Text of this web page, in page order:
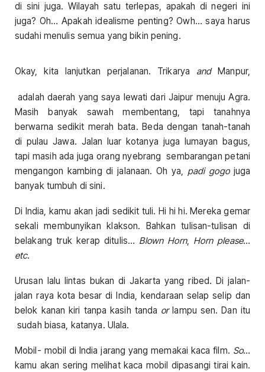
di sini juga. Wilayah satu terlepas, apakah di negeri ini
juga? Oh… Apakah idealisme penting? Owh… saya harus
sudahi menulis semua yang bikin pening.
Okay, kita lanjutkan perjalanan. Trikarya andManpur,
adalah daerah yang saya lewati dari Jaipur menuju Agra.
Masih banyak sawah membentang, tapi tanahnya
berwarna sedikit merah bata. Beda dengan tanah-tanah
di pulau Jawa. Jalan luar kotanya juga lumayan bagus,
tapi masih ada juga orang nyebrang sembarangan petani
mengangon kambing di jalanaan. Oh ya, padi gogojuga
banyak tumbuh di sini.
Di India, kamu akan jadi sedikit tuli. Hi hi hi. Mereka gemar
sekali membunyikan klakson. Bahkan tulisan-tulisan di
belakang truk kerap ditulis… Blown Horn, Horn please…
etc.
Urusan lalu lintas bukan di Jakarta yang ribed. Di jalan-
jalan raya kota besar di India, kendaraan selap selip dan
belok kanan kiri tanpa kasih tanda orlampu sen. Dan itu
sudah biasa, katanya. Ulala.
Mobil- mobil di India jarang yang memakai kaca film. So…
kamu akan sering melihat kaca mobil dipasangi tirai kain.